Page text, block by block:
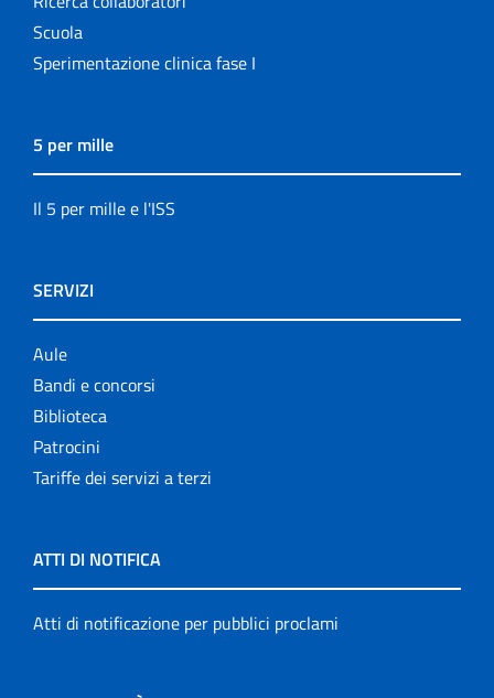
Scuola
Sperimentazione clinica fase I
5 per mille
Il 5 per mille e l'ISS
SERVIZI
Aule
Bandi e concorsi
Biblioteca
Patrocini
Tariffe dei servizi a terzi
ATTI DI NOTIFICA
Atti di notificazione per pubblici proclami